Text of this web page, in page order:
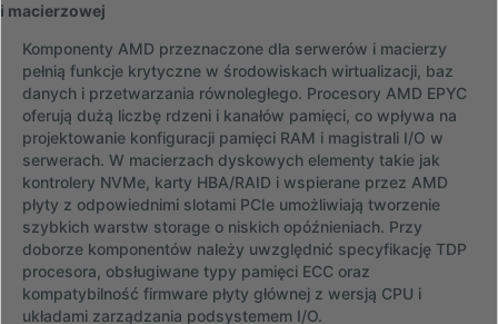
i macierzowej
Komponenty AMD przeznaczone dla serwerów i macierzy
pełnią funkcje krytyczne w środowiskach wirtualizacji, baz
danych i przetwarzania równoległego. Procesory AMD EPYC
oferują dużą liczbę rdzeni i kanałów pamięci, co wpływa na
projektowanie konfiguracji pamięci RAM i magistrali I/O w
serwerach. W macierzach dyskowych elementy takie jak
kontrolery NVMe, karty HBA/RAID i wspierane przez AMD
płyty z odpowiednimi slotami PCIe umożliwiają tworzenie
szybkich warstw storage o niskich opóźnieniach. Przy
doborze komponentów należy uwzględnić specyfikację TDP
procesora, obsługiwane typy pamięci ECC oraz
kompatybilność firmware płyty głównej z wersją CPU i
układami zarządzania podsystemem I/O.